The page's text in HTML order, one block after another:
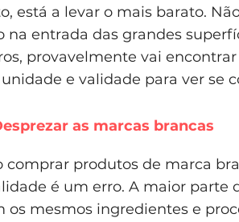
está a levar o mais barato.
na entrada das grandes
provavelmente vai
e validade para ver se
as marcas brancas
comprar produtos de marca
é um erro. A maior parte
os mesmos ingredientes e